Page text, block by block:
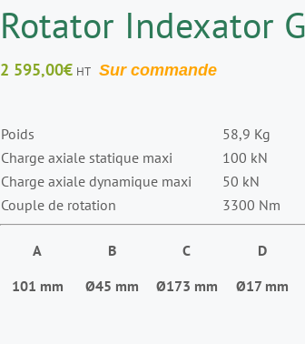
Rotator Indexator
2 595,00€ HT Sur commande
Poids
58,9 Kg
Charge axiale statique maxi
100 kN
Charge axiale dynamique maxi
50 kN
Couple de rotation
3300 Nm
A B C
D
101 mm
Ø45 mm Ø173 mm Ø17 mm